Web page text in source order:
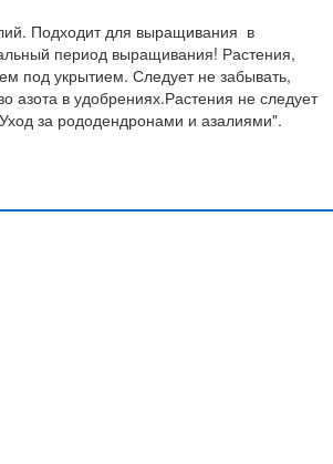
Подходит для выращивания в
период выращивания! Растения,
под укрытием. Следует не забывать,
азота в удобрениях.Растения не следует
за рододендронами и азалиями".